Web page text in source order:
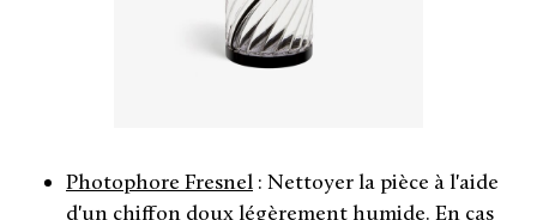
Photophore Fresnel : Nettoyer la pièce à l'aide
d'un chiffon doux légèrement humide. En cas